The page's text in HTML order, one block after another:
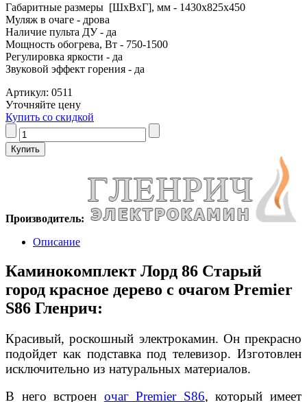
Габаритные размеры [ШxВxГ], мм - 1430x825x450
Муляж в очаге - дрова
Наличие пульта ДУ - да
Мощность обогрева, Вт - 750-1500
Регулировка яркости - да
Звуковой эффект горения - да
Артикул: 0511
Уточняйте цену
Купить со скидкой
Производитель:
Описание
Каминокомплект Лорд 86 Старый
город красное дерево с очагом Premier
S86 Гленрич:
Красивый, роскошный электрокамин. Он прекрасно
подойдет как подставка под телевизор. Изготовлен
исключительно из натуральных материалов.
В него встроен очаг Premier S86, который имеет